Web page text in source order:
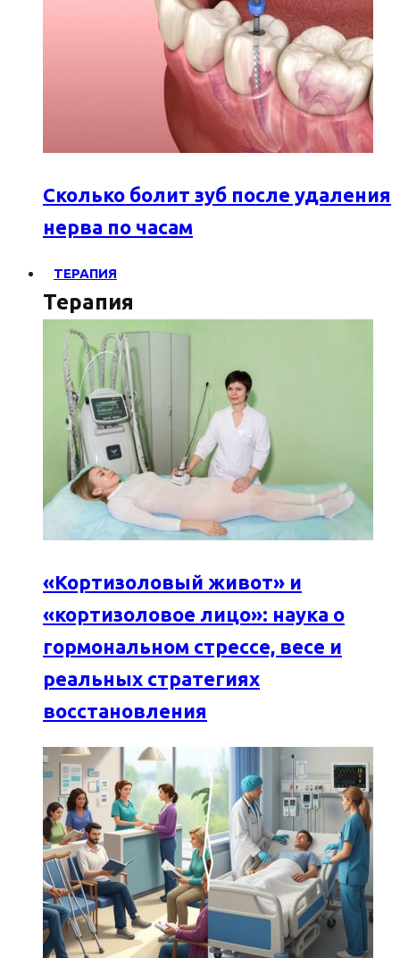
Сколько болит зуб после удаления
нерва по часам
ТЕРАПИЯ
Терапия
«Кортизоловый живот» и
«кортизоловое лицо»: наука о
гормональном стрессе, весе и
реальных стратегиях
восстановления